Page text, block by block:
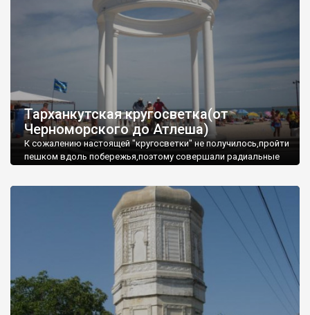
Тарханкутская кругосветка(от
Черноморского до Атлеша)
К сожалению настоящей "кругосветки" не получилось,пройти
пешком вдоль побережья,поэтому совершали радиальные